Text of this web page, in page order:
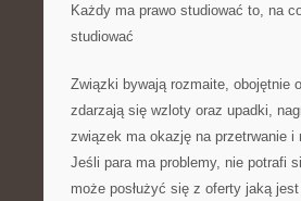
Każdy ma prawo studiować to, na
studiować
Związki bywają rozmaite, obojętnie
zdarzają się wzloty oraz upadki,
związek ma okazję na przetrwanie
Jeśli para ma problemy, nie potrafi
może posłużyć się z oferty jaką